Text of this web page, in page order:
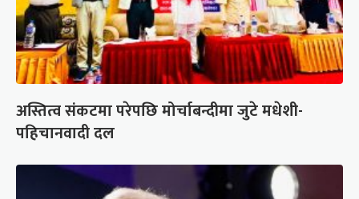
अस्तित्व संकटमा परेपछि मोर्चाबन्दीमा जुटे मधेशी-
पहिचानवादी दल